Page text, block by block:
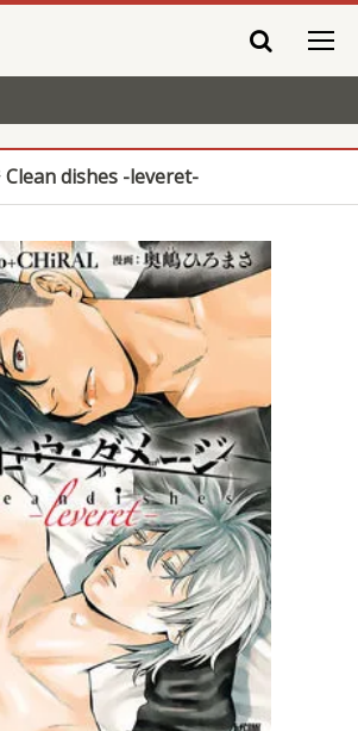
Clean dishes -leveret-